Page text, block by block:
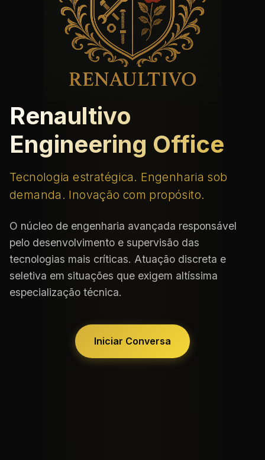
Renaultivo
Engineering Office
Tecnologia estratégica. Engenharia sob
demanda. Inovação com propósito.
O núcleo de engenharia avançada responsável
pelo desenvolvimento e supervisão das
tecnologias mais críticas. Atuação discreta e
seletiva em situações que exigem altíssima
especialização técnica.
Iniciar Conversa